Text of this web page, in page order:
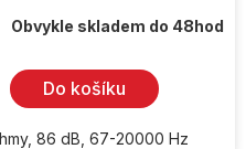
Obvykle skladem do 48hod
Do košíku
86 dB, 67-20000 Hz